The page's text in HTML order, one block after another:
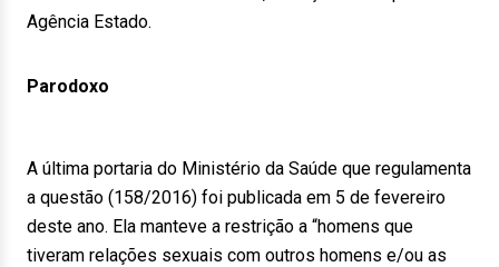
Agência Estado.
Parodoxo
A última portaria do Ministério da Saúde que regulamenta
a questão (158/2016) foi publicada em 5 de fevereiro
deste ano. Ela manteve a restrição a “homens que
tiveram relações sexuais com outros homens e/ou as